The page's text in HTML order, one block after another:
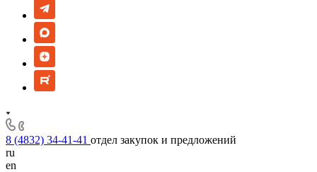
8 (4832) 34-41-41 отдел закупок и предложений
ru
en